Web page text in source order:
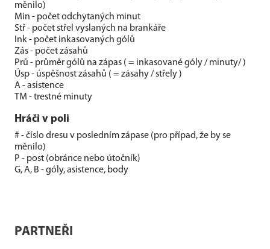
měnilo)
Min - počet odchytaných minut
Stř - počet střel vyslaných na brankáře
Ink - počet inkasovaných gólů
Zás - počet zásahů
Prů - průměr gólů na zápas ( = inkasované góly / minuty/ )
Úsp - úspěšnost zásahů ( = zásahy / střely )
A - asistence
TM - trestné minuty
Hráči v poli
# - číslo dresu v posledním zápase (pro případ, že by se
měnilo)
P - post (obránce nebo útočník)
G, A, B - góly, asistence, body
PARTNEŘI